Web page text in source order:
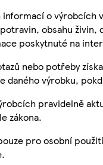
o
obsahu
poskytnuté na
nebo potřeby
daného výrobku,
pravidelně
zákona.
pro osobní